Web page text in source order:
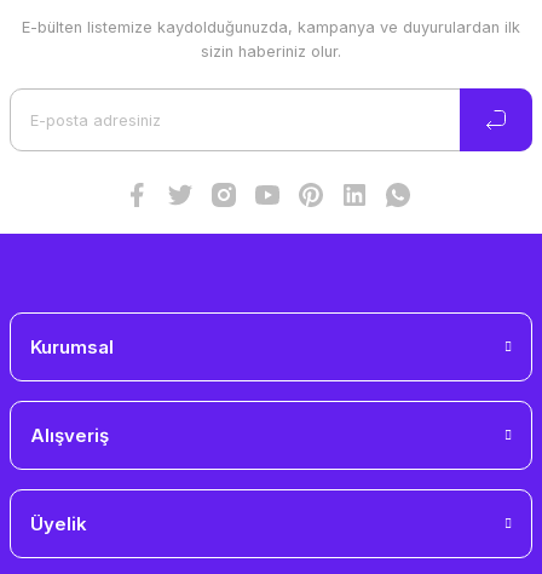
Ürün resmi kalitesiz, bozuk veya görüntülenemiyor.
E-bülten listemize kaydolduğunuzda, kampanya ve duyurulardan ilk
sizin haberiniz olur.
Kurumsal
Alışveriş
Üyelik